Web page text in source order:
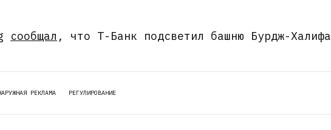
сообщал , что Т-Банк подсветил башню Бурдж-Халифа
РЕКЛАМА РЕГУЛИРОВАНИЕ